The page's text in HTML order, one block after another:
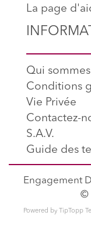
La page
Qui
Conditions
Vie Privée
Contactez-
S.A.V.
Guide des
Engagement
©
Powered by TipTopp